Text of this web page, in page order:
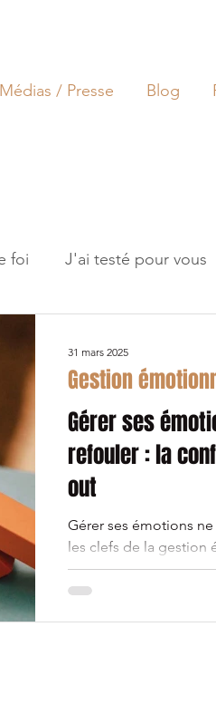
Médias / Presse Blog
foi J'ai testé pour vous
émotionnelle
Gérer ses
refouler : la
out
Gérer ses émotions
les clefs de la gestion
Gestion
31 mars 2025